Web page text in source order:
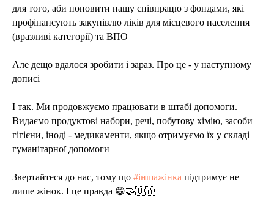
для того, аби поновити нашу співпрацю з фондами, які
профінансують закупівлю ліків для місцевого населення
(вразливі категорії) та ВПО
Але дещо вдалося зробити і зараз. Про це - у наступному
дописі
І так. Ми продовжуємо працювати в штабі допомоги.
Видаємо продуктові набори, речі, побутову хімію, засоби
гігієни, іноді - медикаменти, якщо отримуємо їх у складі
гуманітарної допомоги
Звертайтеся до нас, тому що #іншажінка підтримує не
лише жінок. І це правда 😁🤝🇺🇦